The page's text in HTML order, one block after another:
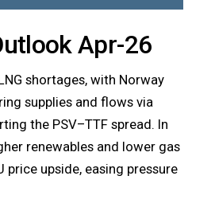
Apr-26
shortages, with Norway
supplies and flows via
the PSV–TTF spread. In
renewables and lower gas
price upside, easing pressure